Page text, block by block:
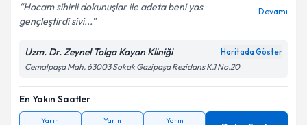
Hocam sihirli dokunuşlar ile adeta beni yas
gençleştirdi sivi...
Devamı
Uzm. Dr. Zeynel Tolga Kayan Kliniği Haritada Göster
Cemalpaşa Mah. 63003 Sokak Gazipaşa Rezidans K.1 No.20
En Yakın Saatler
Yarın Yarın Yarın